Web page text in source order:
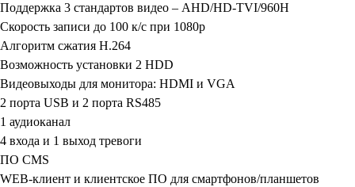
Поддержка 3 стандартов видео – AHD/HD-TVI/960H
Скорость записи до 100 к/с при 1080p
Алгоритм сжатия Н.264
Возможность установки 2 HDD
Видеовыходы для монитора: HDMI и VGA
2 порта USB и 2 порта RS485
1 аудиоканал
4 входа и 1 выход тревоги
ПО CMS
WEB-клиент и клиентское ПО для смартфонов/планшетов